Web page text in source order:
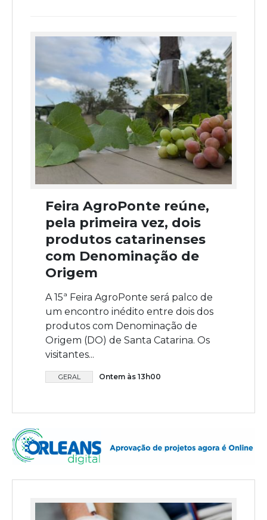
Feira AgroPonte reúne,
pela primeira vez, dois
produtos catarinenses
com Denominação de
Origem
A 15ª Feira AgroPonte será palco de
um encontro inédito entre dois dos
produtos com Denominação de
Origem (DO) de Santa Catarina. Os
visitantes...
GERAL Ontem às 13h00